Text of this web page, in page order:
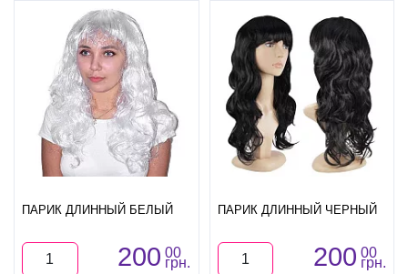
ПАРИК ДЛИННЫЙ БЕЛЫЙ
200 00
грн.
ПАРИК ДЛИННЫЙ ЧЕРНЫЙ
200 00
грн.